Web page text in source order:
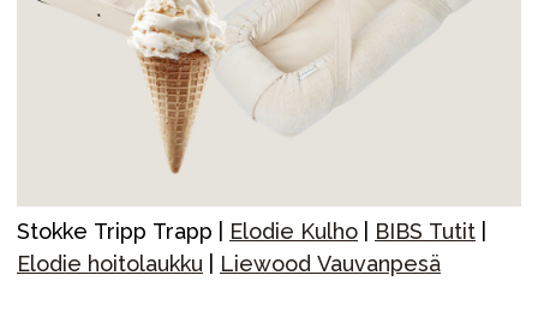
Stokke Tripp Trapp | Elodie Kulho BIBS Tutit
Elodie hoitolaukku
Liewood Vauvanpesä